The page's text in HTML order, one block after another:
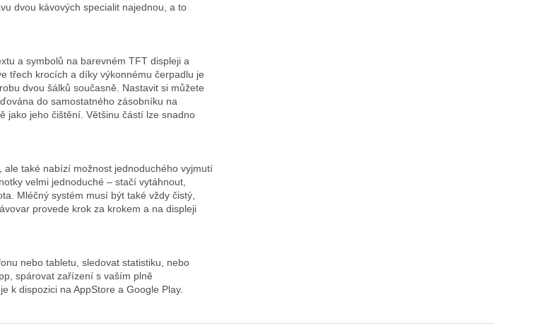
dvou kávových specialit najednou, a to
a symbolů na barevném TFT displeji a
třech krocích a díky výkonnému čerpadlu je
dvou šálků současně. Nastavit si můžete
do samostatného zásobníku na
jako jeho čištění. Většinu částí lze snadno
také nabízí možnost jednoduchého vyjmutí
velmi jednoduché – stačí vytáhnout,
Mléčný systém musí být také vždy čistý,
provede krok za krokem a na displeji
nebo tabletu, sledovat statistiku, nebo
spárovat zařízení s vaším plně
k dispozici na AppStore a Google Play.